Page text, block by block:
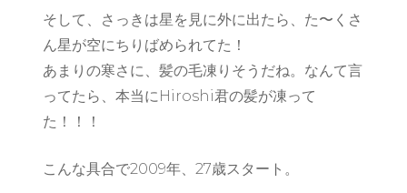
そして、さっきは星を見に外に出たら、た〜くさ
ん星が空にちりばめられてた！
あまりの寒さに、髪の毛凍りそうだね。なんて言
ってたら、本当にHiroshi君の髪が凍って
た！！！
こんな具合で2009年、27歳スタート。